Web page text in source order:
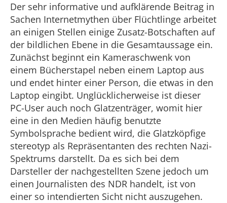
Der sehr informative und aufklärende Beitrag in
Sachen Internetmythen über Flüchtlinge arbeitet
an einigen Stellen einige Zusatz-Botschaften auf
der bildlichen Ebene in die Gesamtaussage ein.
Zunächst beginnt ein Kameraschwenk von
einem Bücherstapel neben einem Laptop aus
und endet hinter einer Person, die etwas in den
Laptop eingibt. Unglücklicherweise ist dieser
PC-User auch noch Glatzenträger, womit hier
eine in den Medien häufig benutzte
Symbolsprache bedient wird, die Glatzköpfige
stereotyp als Repräsentanten des rechten Nazi-
Spektrums darstellt. Da es sich bei dem
Darsteller der nachgestellten Szene jedoch um
einen Journalisten des NDR handelt, ist von
einer so intendierten Sicht nicht auszugehen.